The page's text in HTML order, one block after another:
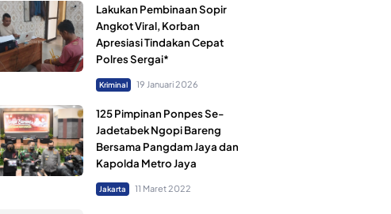
Lakukan Pembinaan Sopir
Angkot Viral, Korban
Apresiasi Tindakan Cepat
Polres Sergai*
Kriminal 19 Januari 2026
125 Pimpinan Ponpes Se-
Jadetabek Ngopi Bareng
Bersama Pangdam Jaya dan
Kapolda Metro Jaya
Jakarta 11 Maret 2022